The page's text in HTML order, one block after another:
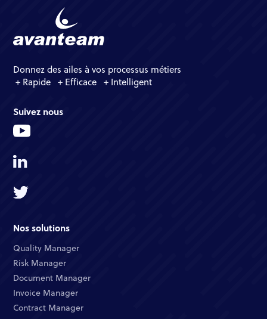
Donnez des ailes à vos processus métiers
+ Rapide + Efficace + Intelligent
Suivez nous
Nos solutions
Quality Manager​
Risk Manager​
Document Manager​
Invoice Manager​
Contract Manager​